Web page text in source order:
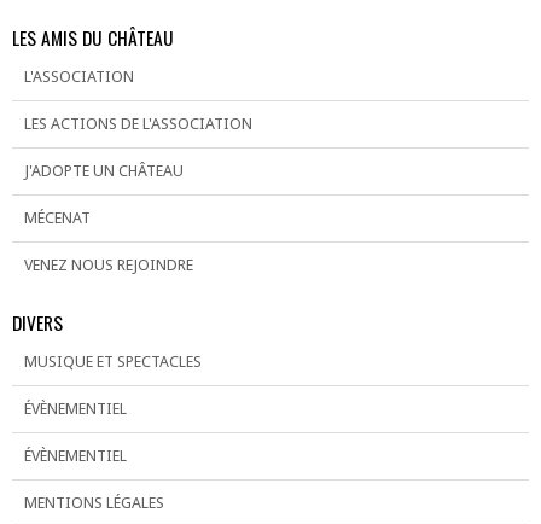
LES AMIS DU CHÂTEAU
L'ASSOCIATION
LES ACTIONS DE L'ASSOCIATION
J'ADOPTE UN CHÂTEAU
MÉCENAT
VENEZ NOUS REJOINDRE
DIVERS
MUSIQUE ET SPECTACLES
ÉVÈNEMENTIEL
ÉVÈNEMENTIEL
MENTIONS LÉGALES